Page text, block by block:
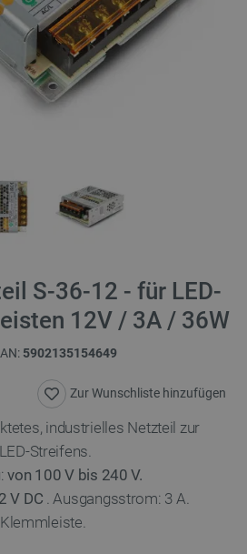
S-36-12 - für LED-
12V / 3A / 36W
5902135154649
Zur Wunschliste hinzufügen
industrielles Netzteil zur
Streifens.
von 100 V bis 240 V.
V DC . Ausgangsstrom: 3 A.